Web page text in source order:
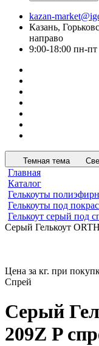
kazan-
Казань,
направо
9:00-18:00 пн-пт
Темная тема
Главная
Каталог
Гелькоуты
Гелькоуты под
Гелькоут серый под
Серый Гелькоут
Цена за кг. при
Спрей
Серый
209Z P